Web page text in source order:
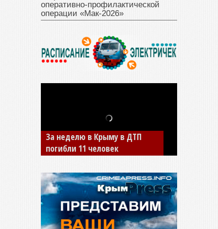
оперативно‑профилактической
операции «Мак‑2026»
В Джанкое водитель ВАЗа
сбил двух детей на «зебре»